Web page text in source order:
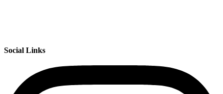
Social Links